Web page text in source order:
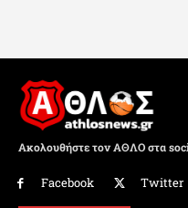
Ακολουθήστε τον ΑΘΛΟ στα
Facebook Twitter